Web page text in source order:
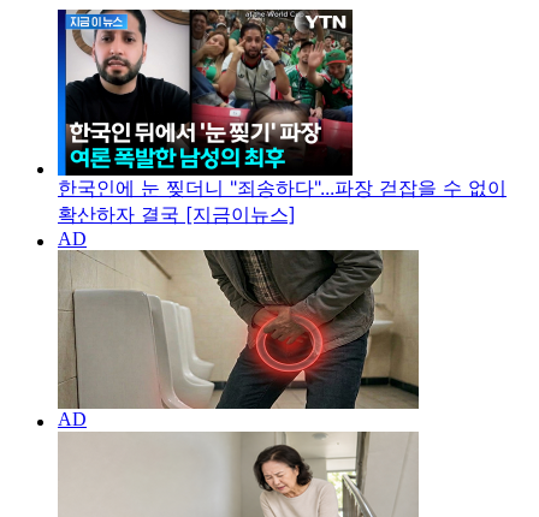
한국인에 눈 찢더니 "죄송하다"...파장 걷잡을 수 없이
확산하자 결국 [지금이뉴스]